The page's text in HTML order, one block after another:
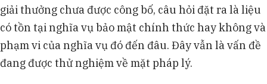
giải thưởng chưa được công bố, câu hỏi đặt ra là liệu
có tồn tại nghĩa vụ bảo mật chính thức hay không và
phạm vi của nghĩa vụ đó đến đâu. Đây vẫn là vấn đề
đang được thử nghiệm về mặt pháp lý.